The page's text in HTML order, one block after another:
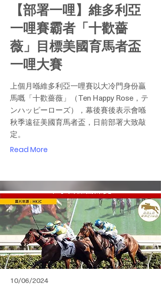
【部署一哩】維多利亞
一哩賽霸者「十歡薔
薇」目標美國育馬者盃
一哩大賽
上個月喺維多利亞一哩賽以大冷門身份贏
馬嘅「十歡薔薇」（Ten Happy Rose，テ
ンハッピーローズ），幕後賽後表示會喺
秋季遠征美國育馬者盃，日前部署大致敲
定。
Read More
10/06/2024